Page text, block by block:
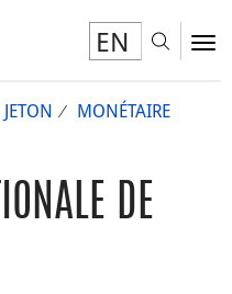
EN
JETON
MONÉTAIRE
DE